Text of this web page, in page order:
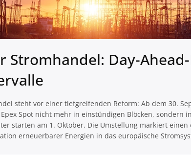
Stromhandel: Day-
steht vor einer tiefgreifenden Reform: Ab dem 30.
Spot nicht mehr in einstündigen Blöcken, sondern
starten am 1. Oktober. Die Umstellung markiert
erneuerbarer Energien in das europäische